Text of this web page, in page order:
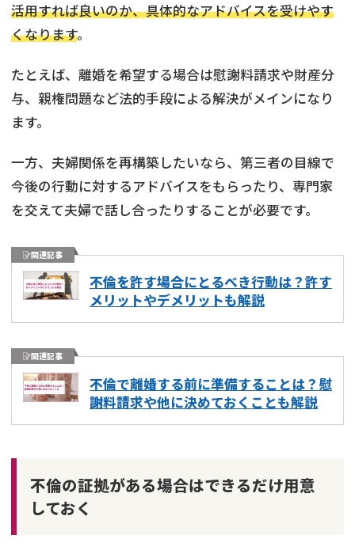
活用すれば良いのか、具体的なアドバイスを受けやす
くなります。
たとえば、離婚を希望する場合は慰謝料請求や財産分
与、親権問題など法的手段による解決がメインになり
ます。
一方、夫婦関係を再構築したいなら、第三者の目線で
今後の行動に対するアドバイスをもらったり、専門家
を交えて夫婦で話し合ったりすることが必要です。
関連記事
不倫を許す場合にとるべき行動は？許す
メリットやデメリットも解説
関連記事
不倫で離婚する前に準備することは？慰
謝料請求や他に決めておくことも解説
不倫の証拠がある場合はできるだけ用意
しておく